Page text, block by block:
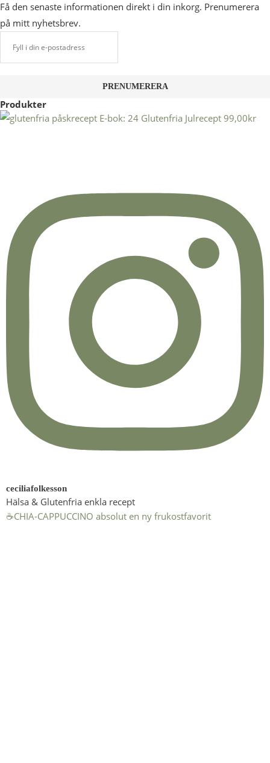
Få den senaste informationen direkt i din inkorg. Prenumerera
på mitt nyhetsbrev.
Produkter
E-bok: 24 Glutenfria Julrecept 99,00kr
ceciliafolkesson
Hälsa & Glutenfria enkla recept
☕️CHIA-CAPPUCCINO absolut en ny frukostfavorit